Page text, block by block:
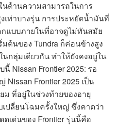
ด้านความสามารถในการ
เท่าบางรุ่น การประหยัดน้ำมันที่
แบบภายในที่อาจดูไม่ทันสมัย
ต้นของ Tundra ก็ค่อนข้างสูง
กลุ่มเดียวกัน ทำให้ยังคงอยู่ใน
Nissan Frontier 2025: รอ
Nissan Frontier 2025 เป็น
ม ที่อยู่ในช่วงท้ายของอายุ
ปลี่ยนโฉมครั้งใหญ่ ซึ่งคาดว่า
เด่นของ Frontier รุ่นนี้คือ